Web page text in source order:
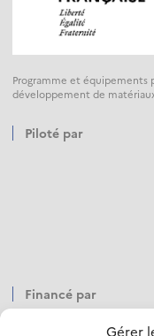
Gérer
Programme et équipements
développement de
Piloté par
Financé par